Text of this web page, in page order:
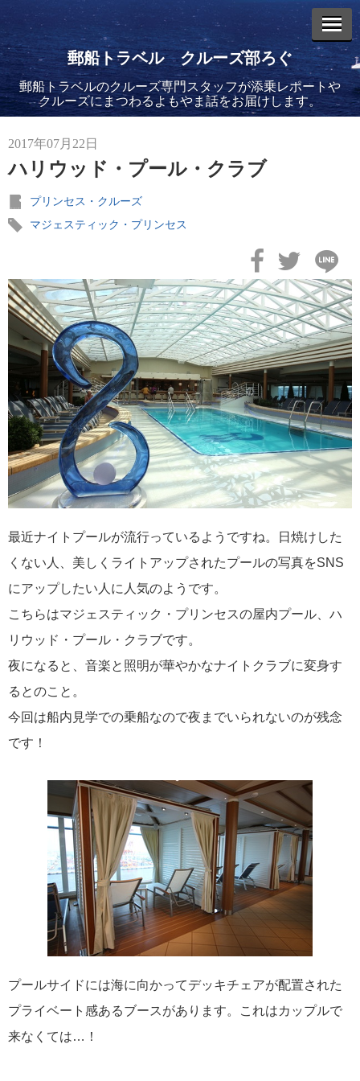
郵船トラベル クルーズ部ろぐ
郵船トラベルのクルーズ専門スタッフが添乗レポートや
クルーズにまつわるよもやま話をお届けします。
2017年07月22日
ハリウッド・プール・クラブ
プリンセス・クルーズ
マジェスティック・プリンセス
最近ナイトプールが流行っているようですね。日焼けした
くない人、美しくライトアップされたプールの写真をSNS
にアップしたい人に人気のようです。
こちらはマジェスティック・プリンセスの屋内プール、ハ
リウッド・プール・クラブです。
夜になると、音楽と照明が華やかなナイトクラブに変身す
るとのこと。
今回は船内見学での乗船なので夜までいられないのが残念
です！
プールサイドには海に向かってデッキチェアが配置された
プライベート感あるブースがあります。これはカップルで
来なくては…！
エントリーリスト
2026年08月06日
バイキング・エデンに乗船してきました！(2)
2026年08月05日
バイキング・エデンに乗船してきました！(1)
2026年02月19日
飛鳥II アジアグランドクルーズおかえりなさい！
2026年02月16日
飛鳥II 2027年オセアニアグランドクルーズ発表！
2026年02月04日
飛鳥II 小山薫堂×飛鳥II～洋上の大人の文化祭～本日発売です
2026年01月30日
飛鳥II シンガポール寄港中です！
カテゴリーリスト
飛鳥II 385
世界一周クルーズ